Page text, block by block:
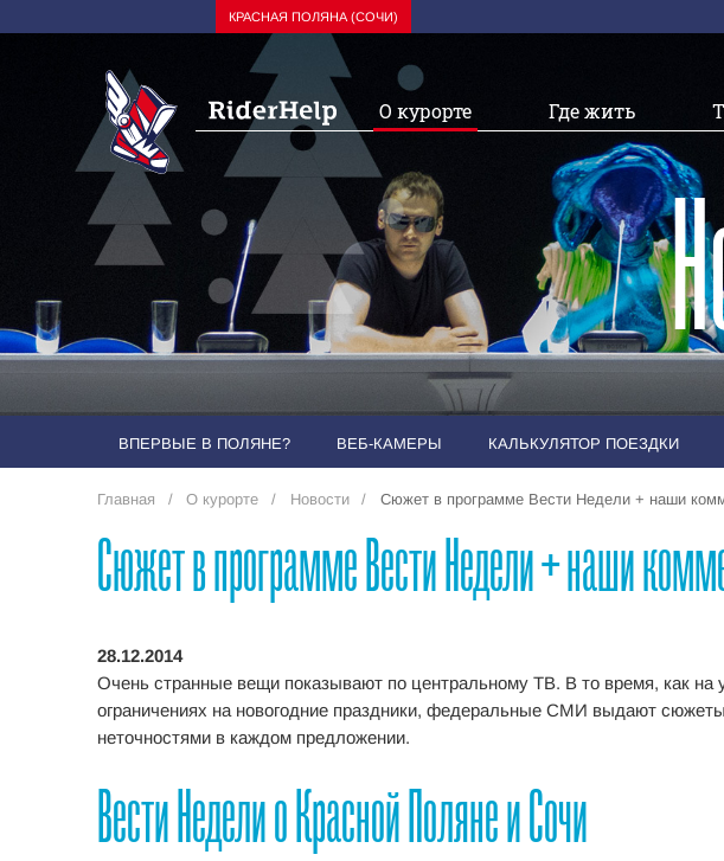
КРАСНАЯ ПОЛЯНА (СОЧИ)
О курорте Где жить
ВПЕРВЫЕ В ПОЛЯНЕ? ВЕБ-КАМЕРЫ КАЛЬКУЛЯТОР ПОЕЗДКИ
Главная О курорте Новости Сюжет в программе Вести Недели + наши
Сюжет в программе Вести Недели + наши
28.12.2014
Очень странные вещи показывают по центральному ТВ. В то время, как на
ограничениях на новогодние праздники, федеральные СМИ выдают
неточностями в каждом предложении.
Вести Недели о Красной Поляне и Сочи